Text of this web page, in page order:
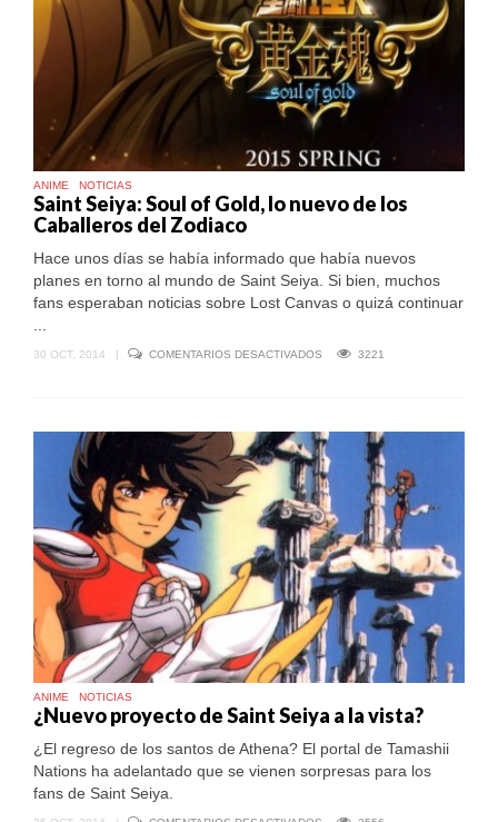
ESTRENO
ANIME NOTICIAS
Saint Seiya: Soul of Gold, lo nuevo de los
Caballeros del Zodiaco
Hace unos días se había informado que había nuevos
planes en torno al mundo de Saint Seiya. Si bien, muchos
fans esperaban noticias sobre Lost Canvas o quizá continuar
...
30 OCT, 2014 | COMENTARIOS DESACTIVADOS
LO
NUEVO
DE
LOS
CABALLEROS
DEL
ZODIACO
3221
ANIME NOTICIAS
¿Nuevo proyecto de Saint Seiya a la vista?
¿El regreso de los santos de Athena? El portal de Tamashii
Nations ha adelantado que se vienen sorpresas para los
fans de Saint Seiya.